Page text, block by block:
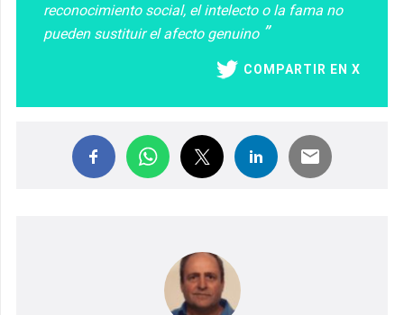
reconocimiento social, el intelecto o la fama no
pueden sustituir el afecto genuino
COMPARTIR EN X